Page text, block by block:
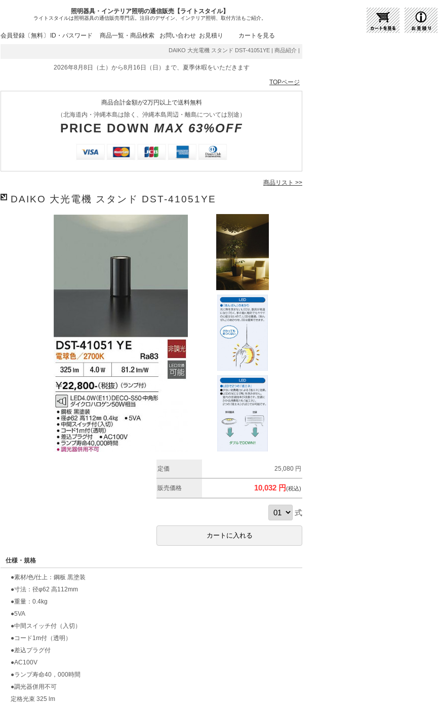
照明器具・インテリア照明の通信販売【ライトスタイル】
ライトスタイルは照明器具の通信販売専門店。注目のデザイン、インテリア照明、取付方法もご紹介。
会員登録〔無料〕 ID・パスワード 商品一覧・商品検索 お問い合わせ お見積り カートを見る
DAIKO 大光電機 スタンド DST-41051YE | 商品紹介 | 照明器具の通販・インテリア照明の通信販売【ライトスタ
2026年8月8日（土）から8月16日（日）まで、夏季休暇をいただきます
TOPページ
商品合計金額が2万円以上で送料無料
（北海道内・沖縄本島は除く、沖縄本島周辺・離島については別途）
PRICE DOWN MAX 63%OFF
商品リスト >>
DAIKO 大光電機 スタンド DST-41051YE
定価 25,080 円
販売価格 10,032 円(税込)
式
仕様・規格
●素材/色/仕上：鋼板 黒塗装
●寸法：径φ62 高112mm
●重量：0.4kg
●5VA
●中間スイッチ付（入切）
●コード1m付（透明）
●差込プラグ付
●AC100V
●ランプ寿命40，000時間
●調光器併用不可
定格光束 325 lm